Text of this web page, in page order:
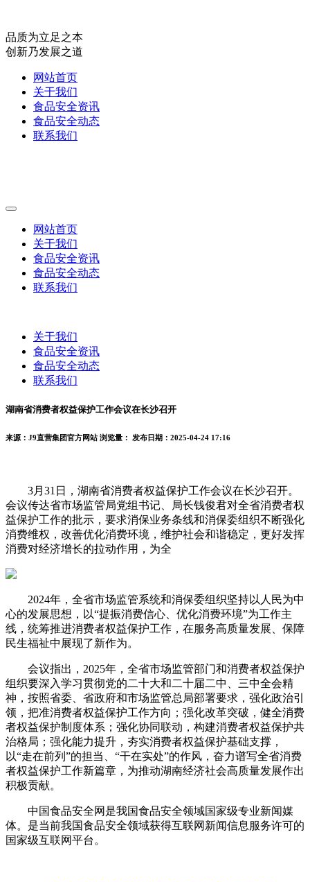
品质为立足之本
创新乃发展之道
网站首页
关于我们
食品安全资讯
食品安全动态
联系我们
网站首页
关于我们
食品安全资讯
食品安全动态
联系我们
关于我们
食品安全资讯
食品安全动态
联系我们
湖南省消费者权益保护工作会议在长沙召开
来源：J9直营集团官方网站 浏览量： 发布日期：2025-04-24 17:16
3月31日，湖南省消费者权益保护工作会议在长沙召开。
会议传达省市场监管局党组书记、局长钱俊君对全省消费者权
益保护工作的批示，要求消保业务条线和消保委组织不断强化
消费维权，改善优化消费环境，维护社会和谐稳定，更好发挥
消费对经济增长的拉动作用，为全
2024年，全省市场监管系统和消保委组织坚持以人民为中
心的发展思想，以“提振消费信心、优化消费环境”为工作主
线，统筹推进消费者权益保护工作，在服务高质量发展、保障
民生福祉中展现了新作为。
会议指出，2025年，全省市场监管部门和消费者权益保护
组织要深入学习贯彻党的二十大和二十届二中、三中全会精
神，按照省委、省政府和市场监管总局部署要求，强化政治引
领，把准消费者权益保护工作方向；强化改革突破，健全消费
者权益保护制度体系；强化协同联动，构建消费者权益保护共
治格局；强化能力提升，夯实消费者权益保护基础支撑，
以“走在前列”的担当、“干在实处”的作风，奋力谱写全省消费
者权益保护工作新篇章，为推动湖南经济社会高质量发展作出
积极贡献。
中国食品安全网是我国食品安全领域国家级专业新闻媒
体。是当前我国食品安全领域获得互联网新闻信息服务许可的
国家级互联网平台。